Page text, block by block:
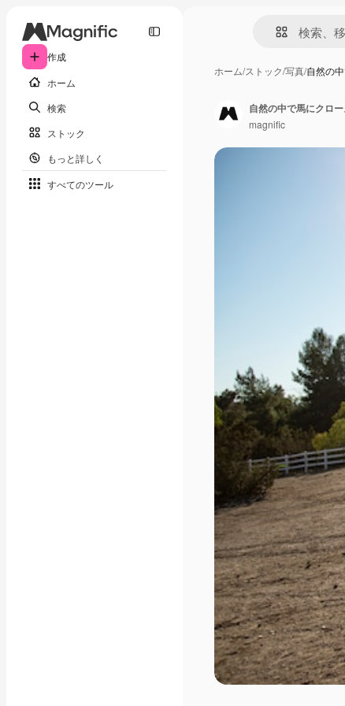
作成
ホーム
検索
ストック
もっと詳しく
すべてのツール
ホーム/ストック/写真/自然の
自然の中で馬にクロ
magnific